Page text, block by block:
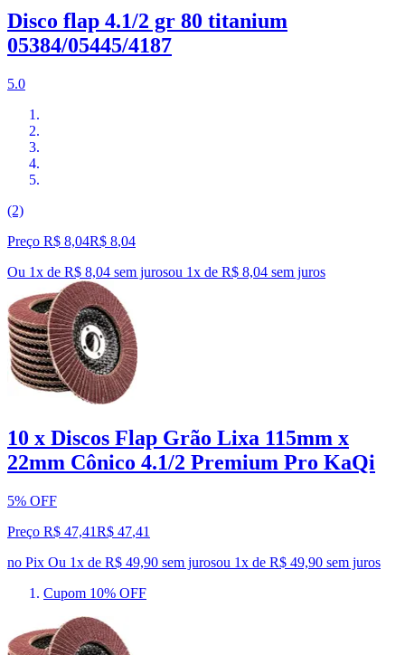
Disco flap 4.1/2 gr 80 titanium
05384/05445/4187
5.0
(2)
Preço R$ 8,04R$ 8,04
Ou 1x de R$ 8,04 sem jurosou 1x de R$ 8,04 sem juros
10 x Discos Flap Grão Lixa 115mm x
22mm Cônico 4.1/2 Premium Pro KaQi
5% OFF
Preço R$ 47,41R$ 47,41
no Pix Ou 1x de R$ 49,90 sem jurosou 1x de R$ 49,90 sem juros
Cupom 10% OFF